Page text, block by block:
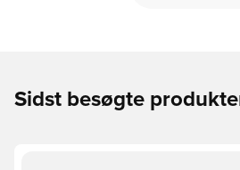
Sidst besøgte